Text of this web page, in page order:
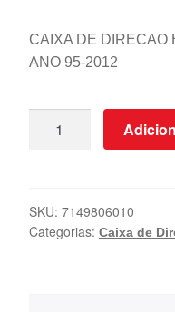
CAIXA DE DIRECAO
ANO 95-2012
SKU: 7149806010
Categorias: Caixa de